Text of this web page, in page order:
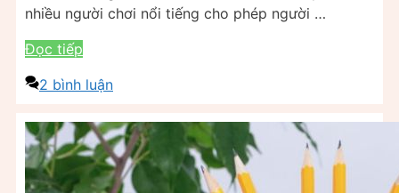
nhiều người chơi nổi tiếng cho phép người …
Đọc tiếp
2 bình luận